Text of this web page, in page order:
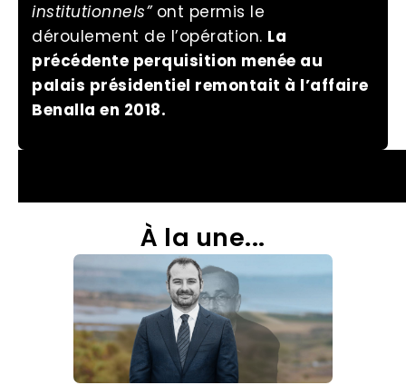
institutionnels”ont permis le
déroulement de l’opération. La
précédente perquisition menée au
palais présidentiel remontait à l’affaire
Benalla en 2018.
À la une...